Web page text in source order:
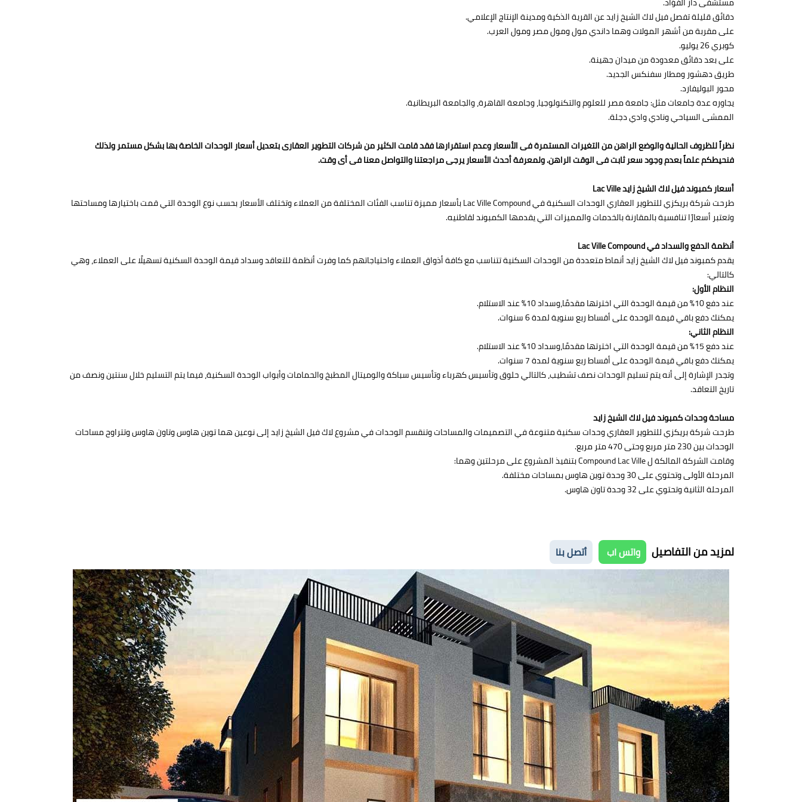
دقائق قليلة تفصل فيل لاك الشيخ زايد عن القرية الذكية ومدينة الإنتاج الإعلامي.
على مقربة من أشهر المولات وهما داندي مول ومول مصر ومول العرب.
كوبري 26 يوليو.
على بعد دقائق معدودة من ميدان جهينة.
طريق دهشور ومطار سفنكس الجديد.
محور البوليفارد.
يجاوره عدة جامعات مثل: جامعة مصر للعلوم والتكنولوجيا، وجامعة القاهرة، والجامعة البريطانية.
الممشى السياحي ونادي وادي دجلة.
نظراً للظروف الحالية والوضع الراهن من التغيرات المستمرة فى الأسعار وعدم استقرارها فقد قامت الكثير من شركات التطوير العقارى بتعديل أسعار الوحدات الخاصة بها بشكل مستمر ولذلك
فنحيطكم علماً بعدم وجود سعر ثابت فى الوقت الراهن. ولمعرفة أحدث الأسعار يرجى مراجعتنا والتواصل معنا فى أى وقت.
أسعار كمبوند فيل لاك الشيخ زايد Lac Ville
طرحت شركة بريكزي للتطوير العقاري الوحدات السكنية في Lac Ville Compound بأسعار مميزة تناسب الفئات المختلفة من العملاء وتختلف الأسعار بحسب نوع الوحدة التي قمت باختيارها ومساحتها
وتعتبر أسعارًا تنافسية بالمقارنة بالخدمات والمميزات التي يقدمها الكمبوند لقاطنيه.
أنظمة الدفع والسداد في Lac Ville Compound
يقدم كمبوند فيل لاك الشيخ زايد أنماط متعددة من الوحدات السكنية تتناسب مع كافة أذواق العملاء واحتياجاتهم كما وفرت أنظمة للتعاقد وسداد قيمة الوحدة السكنية تسهيلًا على العملاء، وهي
كالتالي:
النظام الأول:
عند دفع 10% من قيمة الوحدة التي اخترتها مقدمًا،وسداد 10% عند الاستلام.
يمكنك دفع باقي قيمة الوحدة على أقساط ربع سنوية لمدة 6 سنوات.
النظام الثاني:
عند دفع 15% من قيمة الوحدة التي اخترتها مقدمًا،وسداد 10% عند الاستلام.
يمكنك دفع باقي قيمة الوحدة على أقساط ربع سنوية لمدة 7 سنوات.
وتجدر الإشارة إلى أنه يتم تسليم الوحدات نصف تشطيب، كالتالي حلوق وتأسيس كهرباء وتأسيس سباكة والوميتال المطبخ والحمامات وأبواب الوحدة السكنية، فيما يتم التسليم خلال سنتين ونصف من
تاريخ التعاقد.
مساحة وحدات كمبوند فيل لاك الشيخ زايد
طرحت شركة بريكزي للتطوير العقاري وحدات سكنية متنوعة في التصميمات والمساحات وتنقسم الوحدات في مشروع لاك فيل الشيخ زايد إلى نوعين هما توين هاوس وتاون هاوس وتتراوح مساحات
الوحدات بين 230 متر مربع وحتى 470 متر مربع.
وقامت الشركة المالكة ل Compound Lac Ville بتنفيذ المشروع على مرحلتين وهما:
المرحلة الأولى وتحتوي على 30 وحدة توين هاوس بمساحات مختلفة.
المرحلة الثانية وتحتوي على 32 وحدة تاون هاوس.
لمزيد من التفاصيل واتس اب أتصل بنا